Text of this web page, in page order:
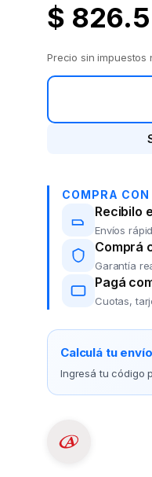
$
Precio sin
COMPRA
Recibilo
Envíos
Comprá
Garantía
Pagá
Cuotas,
Calculá tu
Ingresá tu código